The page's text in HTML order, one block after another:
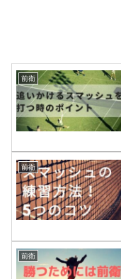
前衛
前衛
前衛